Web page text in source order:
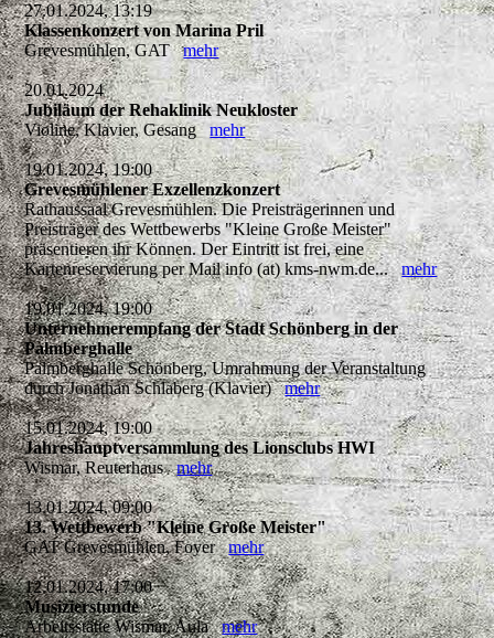
27.01.2024, 13:19
Klassenkonzert von Marina Pril
Grevesmühlen, GATmehr
20.01.2024
Jubiläum der Rehaklinik Neukloster
Violine, Klavier, Gesangmehr
19.01.2024, 19:00
Grevesmühlener Exzellenzkonzert
Rathaussaal Grevesmühlen. Die Preisträgerinnen und
Preisträger des Wettbewerbs "Kleine Große Meister"
präsentieren ihr Können. Der Eintritt ist frei, eine
Kartenreservierung per Mail info (at) kms-nwm.de...mehr
19.01.2024, 19:00
Unternehmerempfang der Stadt Schönberg in der
Palmberghalle
Palmberghalle Schönberg, Umrahmung der Veranstaltung
durch Jonathan Schlaberg (Klavier)mehr
15.01.2024, 19:00
Jahreshauptversammlung des Lionsclubs HWI
Wismar, Reuterhausmehr
13.01.2024, 09:00
13. Wettbewerb "Kleine Große Meister"
GAT Grevesmühlen, Foyermehr
12.01.2024, 17:00
Musizierstunde
Arbeitsstätte Wismar, Aulamehr